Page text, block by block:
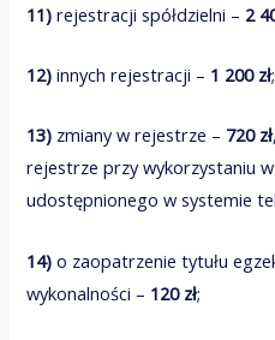
11) rejestracji spółdzielni – 2
12) innych rejestracji – 1 200 zł;
13) zmiany w rejestrze – 720 zł
rejestrze przy wykorzystaniu
udostępnionego w systemie
14) o zaopatrzenie tytułu
wykonalności – 120 zł;